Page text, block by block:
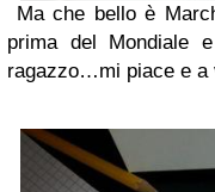
Ma che bello è
prima del Mondiale
ragazzo…mi piace e a